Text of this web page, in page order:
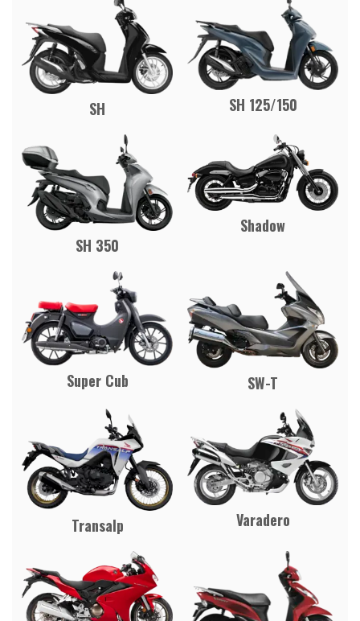
SH SH 125/150
SH 350
Shadow
Super Cub SW-T
Transalp Varadero